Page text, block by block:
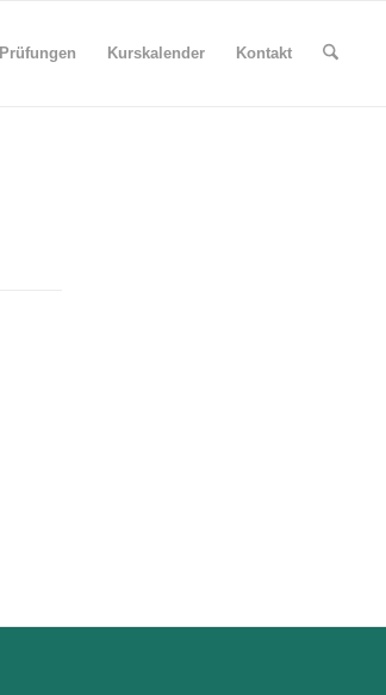
Prüfungen Kurskalender Kontakt